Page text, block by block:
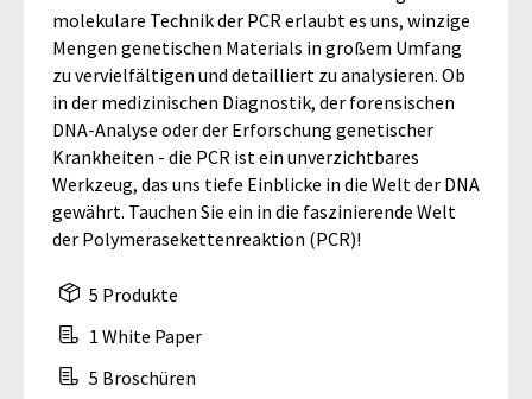
molekulare Technik der PCR erlaubt es uns, winzige
Mengen genetischen Materials in großem Umfang
zu vervielfältigen und detailliert zu analysieren. Ob
in der medizinischen Diagnostik, der forensischen
DNA-Analyse oder der Erforschung genetischer
Krankheiten - die PCR ist ein unverzichtbares
Werkzeug, das uns tiefe Einblicke in die Welt der DNA
gewährt. Tauchen Sie ein in die faszinierende Welt
der Polymerasekettenreaktion (PCR)!
5 Produkte
1 White Paper
5 Broschüren